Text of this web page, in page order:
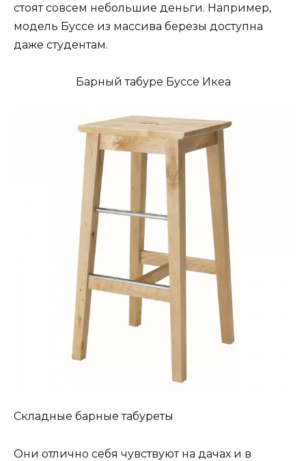
стоят совсем небольшие деньги. Например,
модель Буссе из массива березы доступна
даже студентам.
Барный табуре Буссе Икеа
Складные барные табуреты
Они отлично себя чувствуют на дачах и в